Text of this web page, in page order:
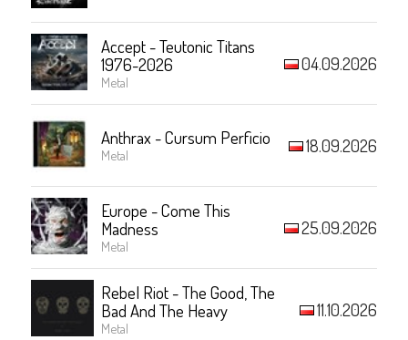
Accept - Teutonic Titans
1976-2026
Metal
04.09.2026
Anthrax - Cursum Perficio
Metal 18.09.2026
Europe - Come This
Madness
Metal
25.09.2026
Rebel Riot - The Good, The
Bad And The Heavy
Metal
11.10.2026